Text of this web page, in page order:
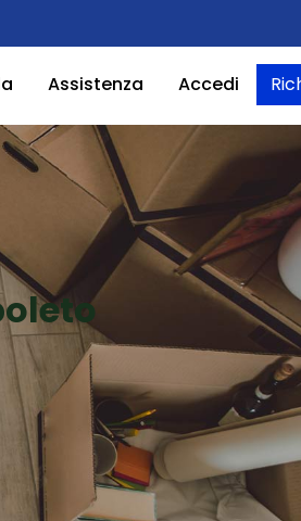
Assistenza Accedi